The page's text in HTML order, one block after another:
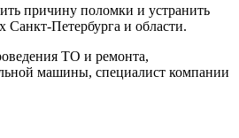
причину поломки и устранить
Петербурга и области.
ТО и ремонта,
машины, специалист компании